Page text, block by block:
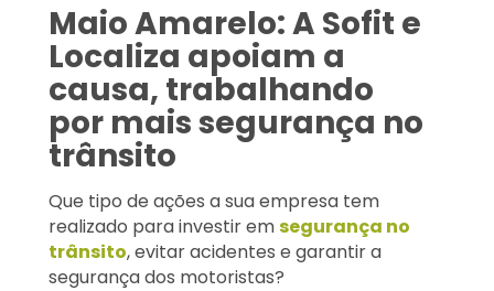
Maio Amarelo: A Sofit e
Localiza apoiam a
causa, trabalhando
por mais segurança no
trânsito
Que tipo de ações a sua empresa tem
realizado para investir emsegurança no
trânsito, evitar acidentes e garantir a
segurança dos motoristas?